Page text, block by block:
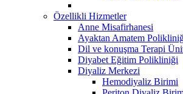
Özellikli Hizmetler
Anne Misafirhanesi
Ayaktan Amatem
Dil ve konuşma Terapi
Diyabet Eğitim Polikliniği
Diyaliz Merkezi
Hemodiyaliz Birimi